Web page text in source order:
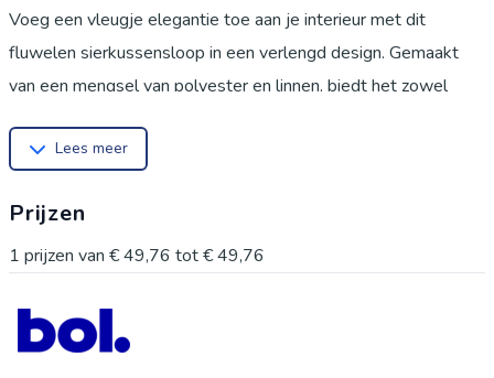
Voeg een vleugje elegantie toe aan je interieur met dit
fluwelen sierkussensloop in een verlengd design. Gemaakt
van een mengsel van polyester en linnen, biedt het zowel
olifantgrijze tint zorgt voor een royale uitstraling en verleent
achterzijde in linnenlook maakt het eenvoudig om te
combineren met andere kussens voor een gelaagde look op je
een verfijnde, verzorgde uitstraling.
Lees meer
Prijzen
1 prijzen van € 49,76 tot€ 49,76